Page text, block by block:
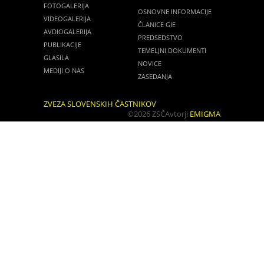
FOTOGALERIJA
VIDEOGALERIJA
AVDIOGALERIJA
PUBLIKACIJE
GLASILA
MEDIJI O NAS
OSNOVNE INFORMACIJE
ČLANICE GIE
PREDSEDSTVO
TEMELJNI DOKUMENTI
NOVICE
ZASEDANJA
ZVEZA SLOVENSKIH ČASTNIKOV
©2026 ZSČAvtorji EMIGMA